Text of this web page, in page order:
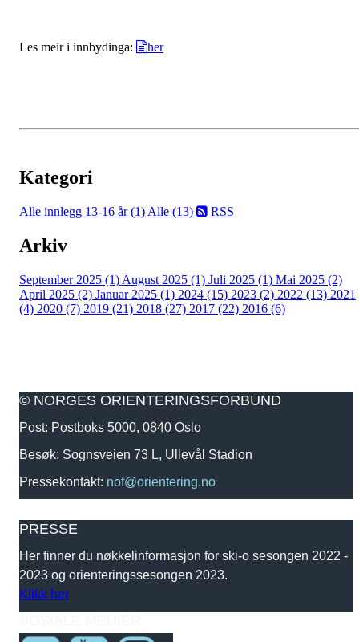
Les meir i innbydinga: her
Kategori
Alle innlegg 13-16 år (1) Alle (13) RSS
Arkiv
September 2025 (1) August 2025 (1) Juli 2025 (1) Mai 2025 (2)
April 2025 (2) Januar 2025 (1) 2024 (15) 2023 (2) 2022 (13) 2021
(4) 2020 (7) 2019 (21) 2018 (27) 2017 (22) 2016 (6)
© NORGES ORIENTERINGSFORBUND
Post: Postboks 5000, 0840 Oslo
Besøk: Sognsveien 73 L, Ullevål Stadion
Pressekontakt: nof@orientering.no
PRESSE
Her finner du nøkkelinformasjon for ski-o sesongen 2022 -
2023 og orienteringssesongen 2023.
Klikk her